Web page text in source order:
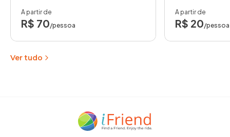
A partir de
R$ 70/pessoa
A partir de
R$ 20/pessoa
Ver tudo